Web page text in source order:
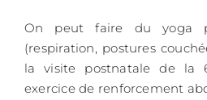
On peut faire du yoga
(respiration, postures
la visite postnatale de la
exercice de renforcement